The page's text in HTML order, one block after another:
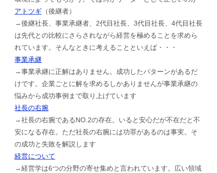
アトツギ （後継者）
→後継社長、事業承継者、2代目社長、3代目社長、4代目社長
は先代との比較にさらされながら経営を極めることを求めら
れています。そんなときに考えることといえば・・・
事業承継
→事業承継に正解はありません。成功したパターンがあるだ
けです。企業ごとに解を求めるしかありませんが事業承継の
悩みから成功事例まで取り上げています
社長の右腕
→社長の右腕であるNO.2の存在。いると安心だが不在だと不
安になる存在。ただ社長の右腕には功罪があるのは事実。そ
の成功と失敗を解説します
経営について
→経営学は6つの分野の寄せ集めと言われています。広い領域